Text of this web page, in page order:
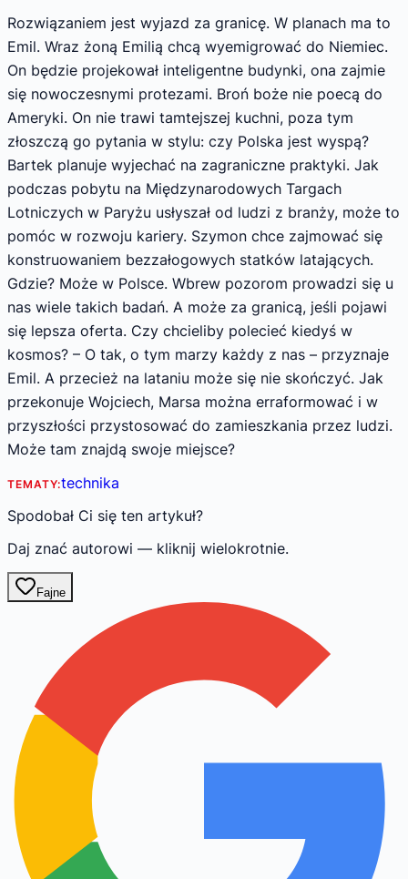
Rozwiązaniem jest wyjazd za granicę. W planach ma to
Emil. Wraz żoną Emilią chcą wyemigrować do Niemiec.
On będzie projekował inteligentne budynki, ona zajmie
się nowoczesnymi protezami. Broń boże nie poecą do
Ameryki. On nie trawi tamtejszej kuchni, poza tym
złoszczą go pytania w stylu: czy Polska jest wyspą?
Bartek planuje wyjechać na zagraniczne praktyki. Jak
podczas pobytu na Międzynarodowych Targach
Lotniczych w Paryżu usłyszał od ludzi z branży, może to
pomóc w rozwoju kariery. Szymon chce zajmować się
konstruowaniem bezzałogowych statków latających.
Gdzie? Może w Polsce. Wbrew pozorom prowadzi się u
nas wiele takich badań. A może za granicą, jeśli pojawi
się lepsza oferta. Czy chcieliby polecieć kiedyś w
kosmos? – O tak, o tym marzy każdy z nas – przyznaje
Emil. A przecież na lataniu może się nie skończyć. Jak
przekonuje Wojciech, Marsa można erraformować i w
przyszłości przystosować do zamieszkania przez ludzi.
Może tam znajdą swoje miejsce?
TEMATY:technika
Spodobał Ci się ten artykuł?
Daj znać autorowi — kliknij wielokrotnie.
Fajne